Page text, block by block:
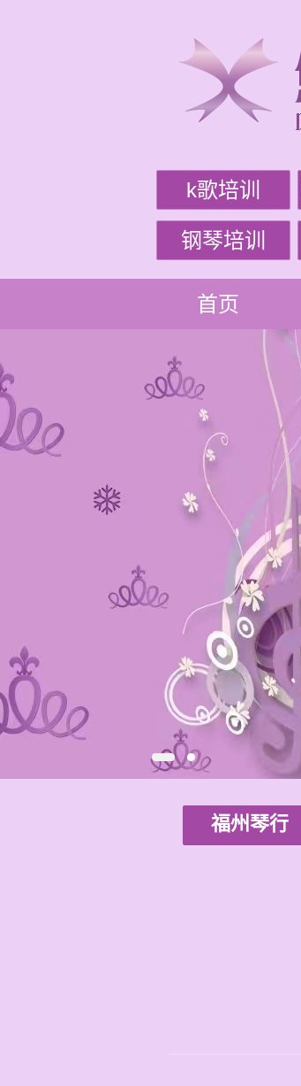
k歌培训
钢琴培训
首页
福州琴行